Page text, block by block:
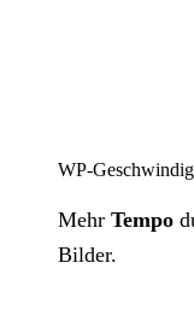
WP-
Mehr Tempo
Bilder.